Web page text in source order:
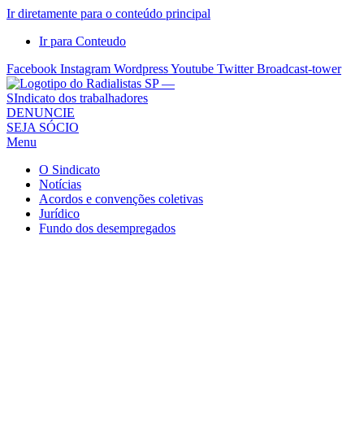
Ir diretamente para o conteúdo principal
Ir para Conteudo
Facebook Instagram WordpressYoutube Twitter Broadcast-tower
Sindicato
dos
Radialistas
São
Paulo
Sindicato
DENUNCIE
SEJA SÓCIO
Menu
O Sindicato
Notícias
Acordos e convenções coletivas
Jurídico
Fundo dos desempregados